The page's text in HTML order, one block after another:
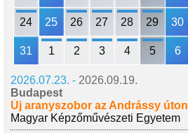
24 25 26 27 28 29 30
31 1 2 3 4 5 6
2026.07.23. - 2026.09.19.
Budapest
Új aranyszobor az Andrássy úton
Magyar Képzőművészeti Egyetem